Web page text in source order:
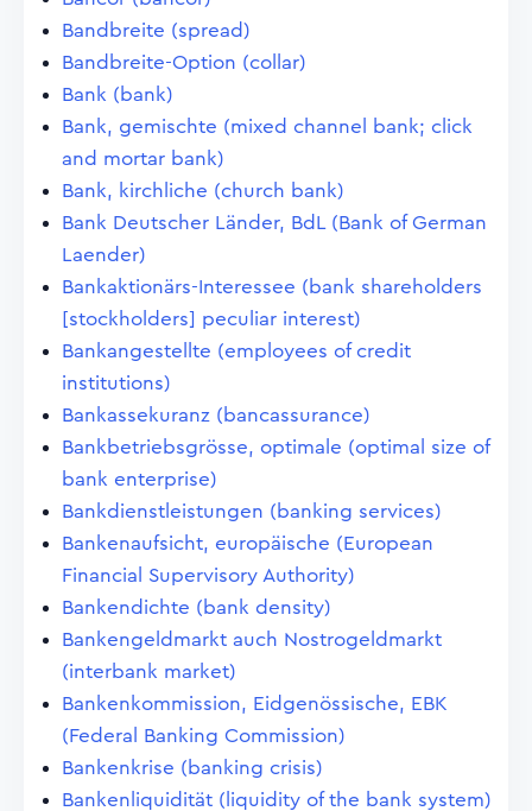
Bandbreite (spread)
Bandbreite-Option (collar)
Bank (bank)
Bank, gemischte (mixed channel bank; click
and mortar bank)
Bank, kirchliche (church bank)
Bank Deutscher Länder, BdL (Bank of German
Laender)
Bankaktionärs-Interessee (bank shareholders
[stockholders] peculiar interest)
Bankangestellte (employees of credit
institutions)
Bankassekuranz (bancassurance)
Bankbetriebsgrösse, optimale (optimal size of
bank enterprise)
Bankdienstleistungen (banking services)
Bankenaufsicht, europäische (European
Financial Supervisory Authority)
Bankendichte (bank density)
Bankengeldmarkt auch Nostrogeldmarkt
(interbank market)
Bankenkommission, Eidgenössische, EBK
(Federal Banking Commission)
Bankenkrise (banking crisis)
Bankenliquidität (liquidity of the bank system)